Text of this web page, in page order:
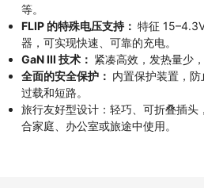
等。
FLIP 的特殊电压支持： 特征
器，可实现快速、可靠的充电。
GaN III 技术： 紧凑高效，发热量少
全面的安全保护： 内置保护装置，防
过载和短路。
旅行友好型设计：轻巧、可折叠插
合家庭、办公室或旅途中使用。